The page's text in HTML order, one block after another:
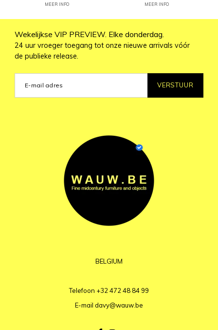
MEER INFO MEER INFO
Wekelijkse VIP PREVIEW. Elke donderdag.
24 uur vroeger toegang tot onze nieuwe arrivals vóór
de publieke release.
VERSTUUR
BELGIUM
Telefoon +32 472 48 84 99
E-mail davy@wauw.be